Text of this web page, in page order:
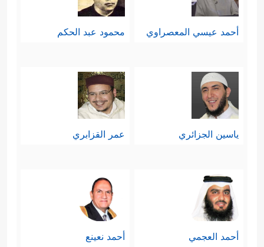
أحمد عيسي المعصراوي محمود عبد الحكم
ياسين الجزائري عمر القزابري
أحمد العجمي أحمد نعينع